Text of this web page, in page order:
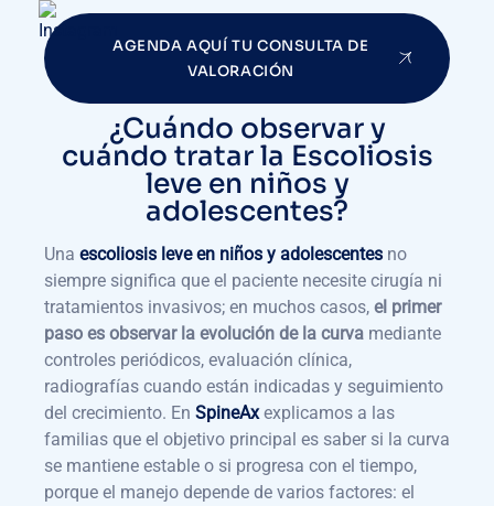
AGENDA AQUÍ TU CONSULTA DE
VALORACIÓN
¿Cuándo observar y
cuándo tratar la Escoliosis
leve en niños y
adolescentes?
Una escoliosis leve en niños y adolescentes no
siempre significa que el paciente necesite cirugía ni
tratamientos invasivos; en muchos casos, el primer
paso es observar la evolución de la curva mediante
controles periódicos, evaluación clínica,
radiografías cuando están indicadas y seguimiento
del crecimiento. En SpineAx explicamos a las
familias que el objetivo principal es saber si la curva
se mantiene estable o si progresa con el tiempo,
porque el manejo depende de varios factores: el